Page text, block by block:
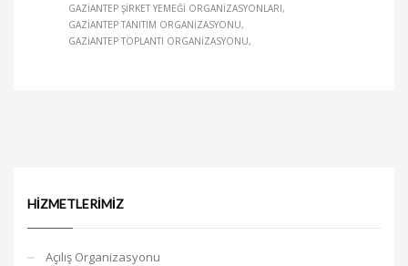
GAZIANTEP ŞIRKET YEMEĞI ORGANIZASYONLARI
GAZIANTEP TANITIM ORGANIZASYONU
GAZIANTEP TOPLANTI ORGANIZASYONU
HIZMETLERIMIZ
Açılış Organizasyonu